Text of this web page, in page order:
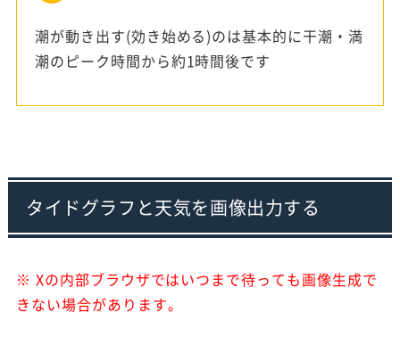
潮が動き出す(効き始める)のは基本的に干潮・満
潮のピーク時間から約1時間後です
タイドグラフと天気を画像出力する
※ Xの内部ブラウザではいつまで待っても画像生成で
きない場合があります。